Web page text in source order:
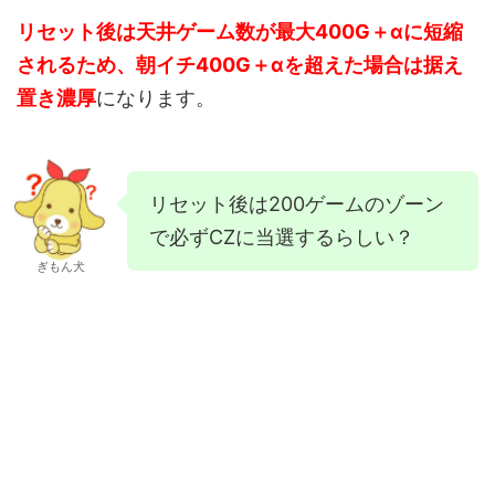
リセット後は天井ゲーム数が最大400G＋αに短縮
されるため、朝イチ400G＋αを超えた場合は据え
置き濃厚になります。
ぎもん犬
リセット後は200ゲームのゾーン
で必ずCZに当選するらしい？